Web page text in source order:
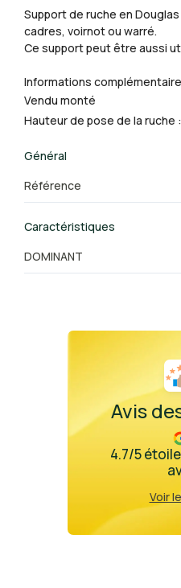
Support de ruche en
cadres, voirnot ou warré.
Ce support peut être aussi
Informations
Vendu monté
Hauteur de pose de la ruche
Général
Référence
Caractéristiques
DOMINANT
Avis
4.7/5
Voir